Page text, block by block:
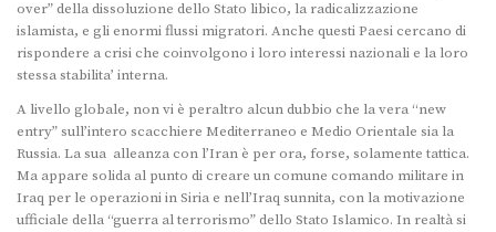
over” della dissoluzione dello Stato libico, la radicalizzazione
islamista, e gli enormi flussi migratori. Anche questi Paesi cercano di
rispondere a crisi che coinvolgono i loro interessi nazionali e la loro
stessa stabilita’ interna.
A livello globale, non vi è peraltro alcun dubbio che la vera “new
entry” sull’intero scacchiere Mediterraneo e Medio Orientale sia la
Russia. La sua alleanza con l’Iran è per ora, forse, solamente tattica.
Ma appare solida al punto di creare un comune comando militare in
Iraq per le operazioni in Siria e nell’Iraq sunnita, con la motivazione
ufficiale della “guerra al terrorismo” dello Stato Islamico. In realtà si